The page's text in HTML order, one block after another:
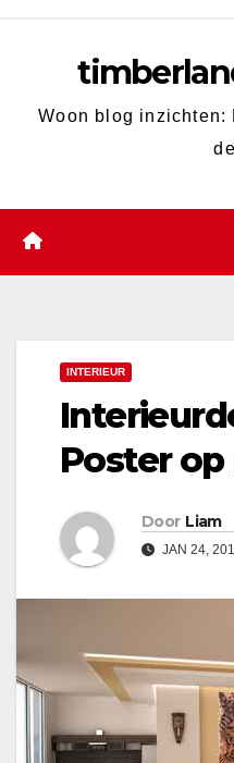
Woon blog inzichten:
INTERIEUR
Poster
Door Liam
JAN 24,